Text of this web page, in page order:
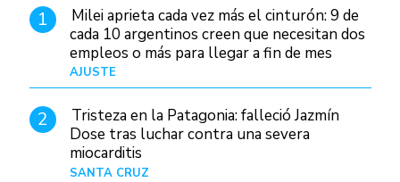
1
Milei aprieta cada vez más el cinturón: 9 de
cada 10 argentinos creen que necesitan dos
empleos o más para llegar a fin de mes
AJUSTE
2
Tristeza en la Patagonia: falleció Jazmín
Dose tras luchar contra una severa
miocarditis
SANTA CRUZ